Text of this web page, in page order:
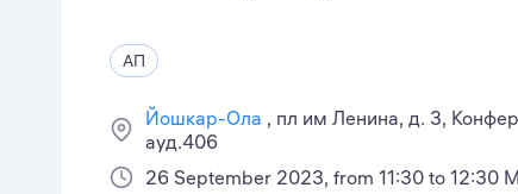
АП
Йошкар-Ола
пл им Ленина, д. 3,
ауд.406
26 September 2023, from 11:30 to 12:30